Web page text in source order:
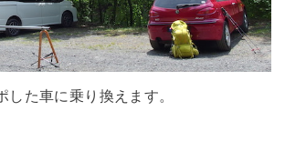
した車に乗り換えます。